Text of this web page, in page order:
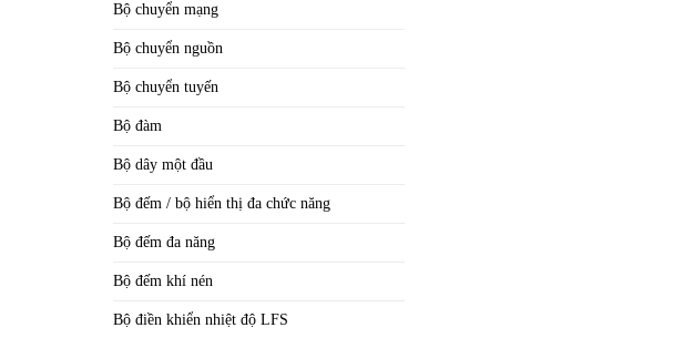
Bộ chuyển mạng
Bộ chuyển nguồn
Bộ chuyển tuyến
Bộ đàm
Bộ dây một đầu
Bộ đếm / bộ hiển thị đa chức năng
Bộ đếm đa năng
Bộ đếm khí nén
Bộ điền khiển nhiệt độ LFS